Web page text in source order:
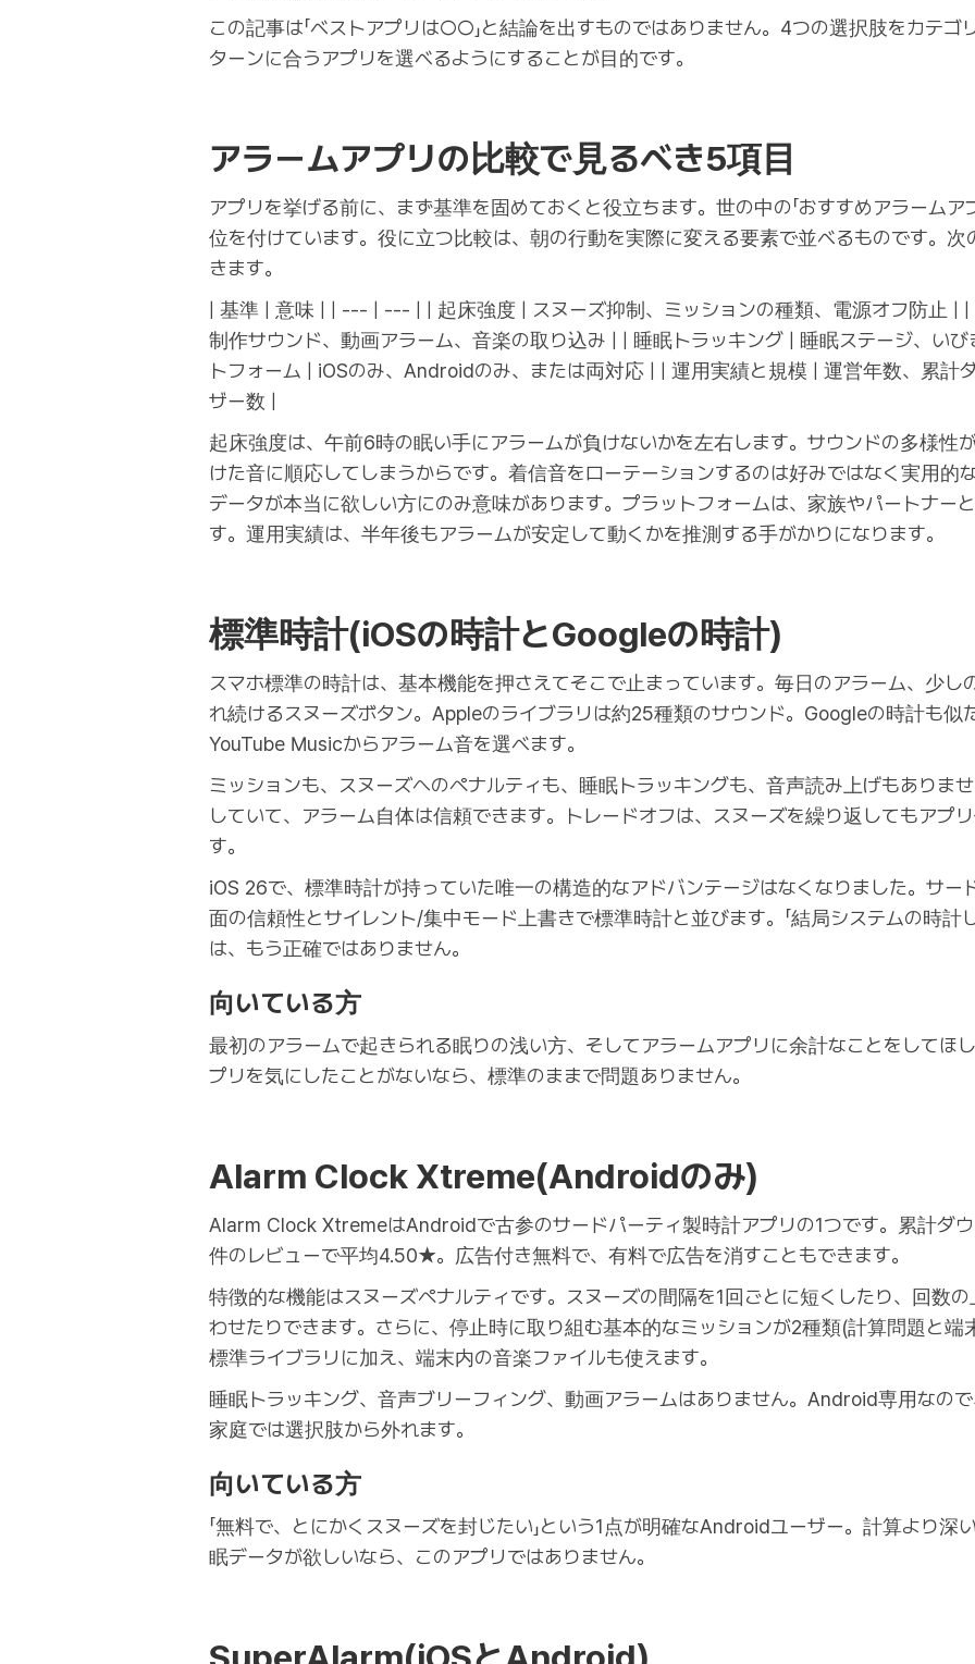
この記事は「ベストアプリは○○」と結論を出すものではありません。4つの選択肢をカテ
ターンに合うアプリを選べるようにすることが目的です。
アラームアプリの比較で見るべき5項目
アプリを挙げる前に、まず基準を固めておくと役立ちます。世の中の「おすすめアラームア
位を付けています。役に立つ比較は、朝の行動を実際に変える要素で並べるものです。
きます。
| 基準 | 意味 | | --- | --- | | 起床強度 | スヌーズ抑制、ミッションの種類、電源オフ防止 |
制作サウンド、動画アラーム、音楽の取り込み | | 睡眠トラッキング | 睡眠ステージ、い
トフォーム | iOSのみ、Androidのみ、または両対応 | | 運用実績と規模 | 運営年数、累計
ザー数 |
起床強度は、午前6時の眠い手にアラームが負けないかを左右します。サウンドの多様性
けた音に順応してしまうからです。着信音をローテーションするのは好みではなく実用的
データが本当に欲しい方にのみ意味があります。プラットフォームは、家族やパートナー
す。運用実績は、半年後もアラームが安定して動くかを推測する手がかりになります。
標準時計(iOSの時計とGoogleの時計)
スマホ標準の時計は、基本機能を押さえてそこで止まっています。毎日のアラーム、少し
れ続けるスヌーズボタン。Appleのライブラリは約25種類のサウンド。Googleの時計も
YouTube Musicからアラーム音を選べます。
ミッションも、スヌーズへのペナルティも、睡眠トラッキングも、音声読み上げもありま
していて、アラーム自体は信頼できます。トレードオフは、スヌーズを繰り返してもアプ
す。
iOS 26で、標準時計が持っていた唯一の構造的なアドバンテージはなくなりました。サー
面の信頼性とサイレント/集中モード上書きで標準時計と並びます。「結局システムの時計
は、もう正確ではありません。
向いている方
最初のアラームで起きられる眠りの浅い方、そしてアラームアプリに余計なことをしてほ
プリを気にしたことがないなら、標準のままで問題ありません。
Alarm Clock Xtreme(Androidのみ)
Alarm Clock XtremeはAndroidで古参のサードパーティ製時計アプリの1つです。累計ダ
件のレビューで平均4.50★。広告付き無料で、有料で広告を消すこともできます。
特徴的な機能はスヌーズペナルティです。スヌーズの間隔を1回ごとに短くしたり、回数
わせたりできます。さらに、停止時に取り組む基本的なミッションが2種類(計算問題と端
標準ライブラリに加え、端末内の音楽ファイルも使えます。
睡眠トラッキング、音声ブリーフィング、動画アラームはありません。Android専用なの
家庭では選択肢から外れます。
向いている方
「無料で、とにかくスヌーズを封じたい」という1点が明確なAndroidユーザー。計算より深
眠データが欲しいなら、このアプリではありません。